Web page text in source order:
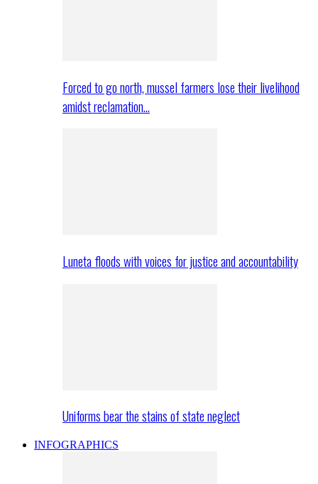
Forced to go north, mussel farmers lose their livelihood
amidst reclamation…
Luneta floods with voices for justice and accountability
Uniforms bear the stains of state neglect
INFOGRAPHICS